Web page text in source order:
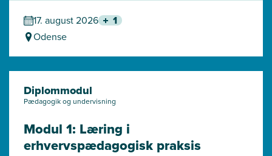
17. august 2026 1
Odense
Diplommodul
Pædagogik og undervisning
Modul 1: Læring i
erhvervspædagogisk praksis